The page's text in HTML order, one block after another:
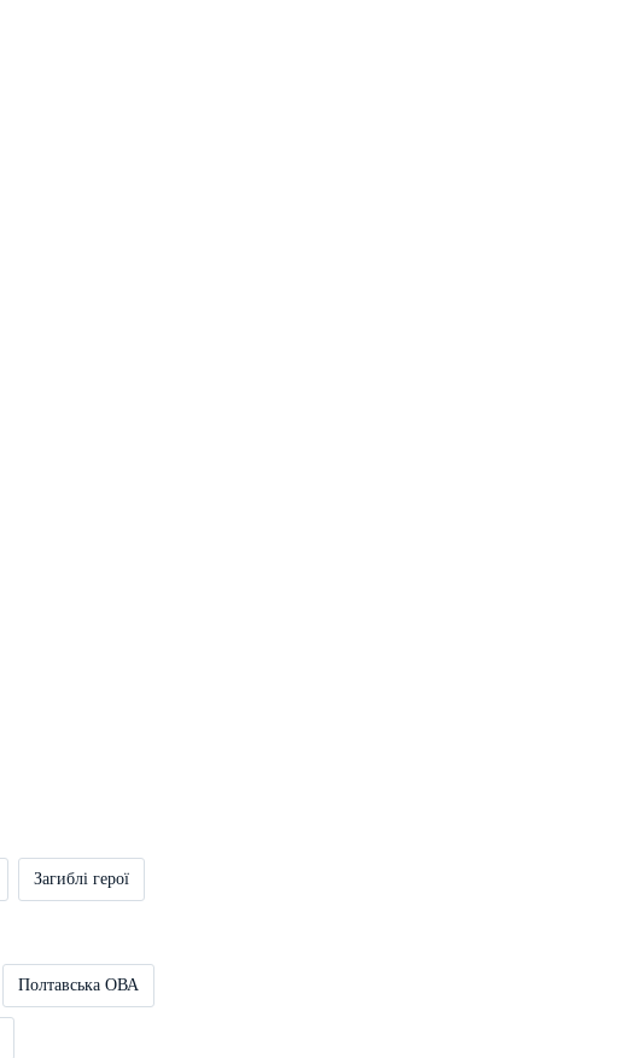
Загиблі герої
Полтавська ОВА